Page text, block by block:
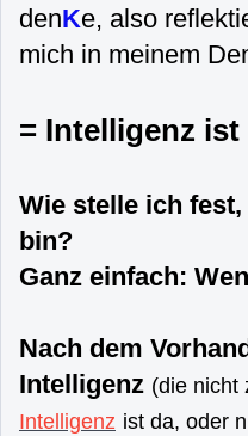
denKe, also
mich in meinem
= Intelligenz ist
Wie stelle ich
bin?
Ganz einfach:
Nach dem
Intelligenz (die nicht
Intelligenz ist da, oder